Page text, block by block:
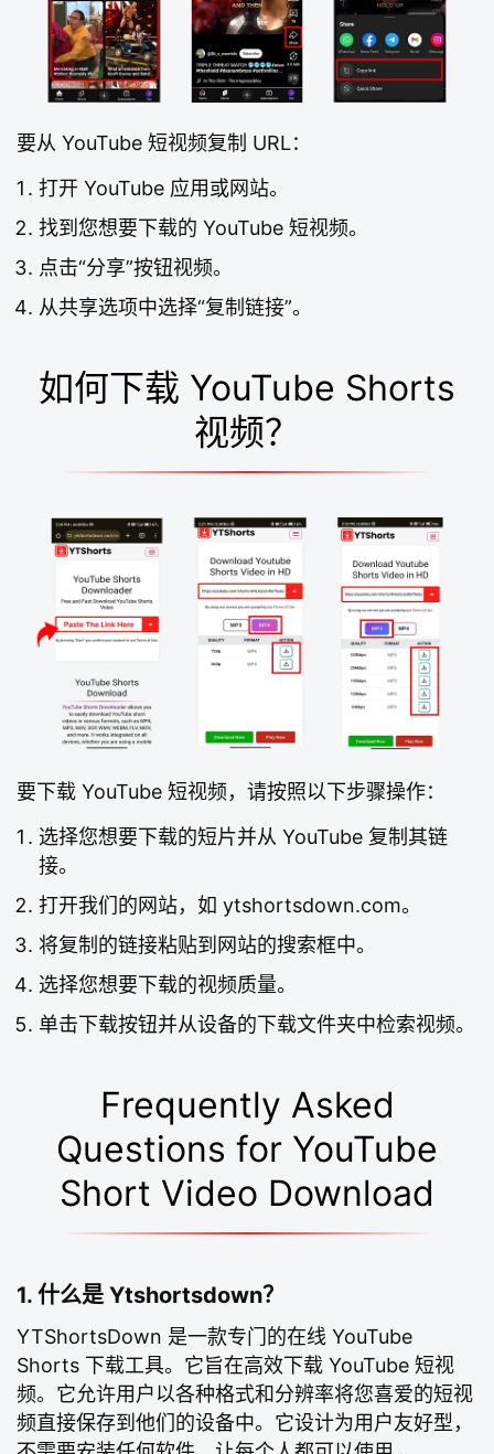
要从 YouTube 短视频复制 URL：
打开 YouTube 应用或网站。
找到您想要下载的 YouTube 短视频。
点击“分享”按钮视频。
从共享选项中选择“复制链接”。
如何下载 YouTube Shorts
视频？
要下载 YouTube 短视频，请按照以下步骤操作：
选择您想要下载的短片并从 YouTube 复制其链
接。
打开我们的网站，如 ytshortsdown.com。
将复制的链接粘贴到网站的搜索框中。
选择您想要下载的视频质量。
单击下载按钮并从设备的下载文件夹中检索视频。
Frequently Asked
Questions for YouTube
Short Video Download
1. 什么是 Ytshortsdown？
YTShortsDown 是一款专门的在线 YouTube
Shorts 下载工具。它旨在高效下载 YouTube 短视
频。它允许用户以各种格式和分辨率将您喜爱的短视
频直接保存到他们的设备中。它设计为用户友好型，